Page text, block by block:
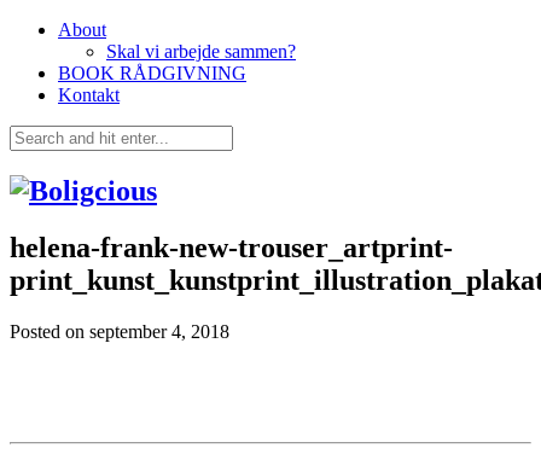
About
Skal vi arbejde sammen?
BOOK RÅDGIVNING
Kontakt
helena-frank-new-trouser_artprint-
Posted on september 4, 2018